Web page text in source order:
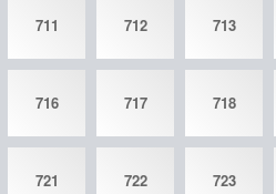
711 712 713
716 717 718
721 722 723